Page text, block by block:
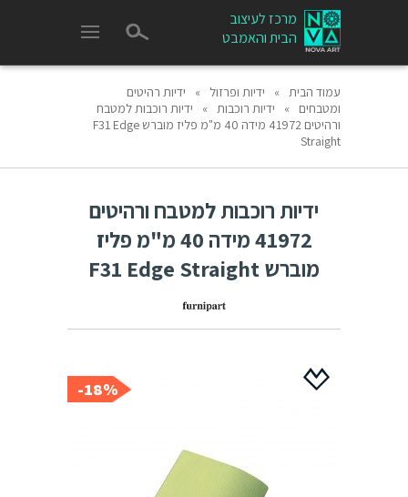
מרכז לעיצוב
הבית והאמבט
עמוד הבית » ידיות ופרזול »
ידיות רהיטים
ומטבחים
» ידיות רוכבות »
ידיות רוכבות למטבח
ורהיטים 41972 מידה 40 מ"מ פליז מוברש F31 Edge
Straight
ידיות רוכבות למטבח ורהיטים
41972 מידה 40 מ"מ פליז
מוברש F31 Edge Straight
18%-